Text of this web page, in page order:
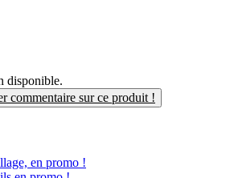
disponible.
commentaire sur ce produit !
en promo !